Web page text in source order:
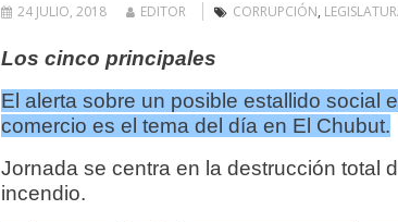
24 JULIO, 2018 EDITOR CORRUPCIÓN,
Los cinco principales
El alerta sobre un posible estallido social
comercio es el tema del día en El Chubut.
Jornada se centra en la destrucción total
incendio.